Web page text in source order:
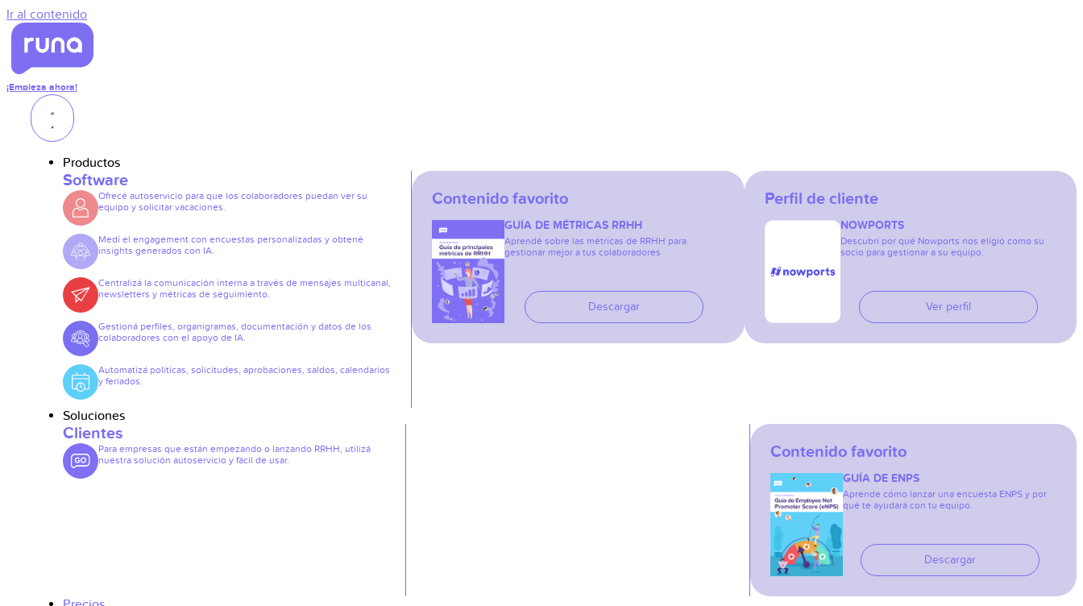
Ir al contenido
¡Empieza ahora!
Productos
Software
Ofrecé autoservicio para que los colaboradores puedan ver su
equipo y solicitar vacaciones.
Medí el engagement con encuestas personalizadas y obtené
insights generados con IA.
Centralizá la comunicación interna a través de mensajes multicanal,
newsletters y métricas de seguimiento.
Gestioná perfiles, organigramas, documentación y datos de los
colaboradores con el apoyo de IA.
Automatizá políticas, solicitudes, aprobaciones, saldos, calendarios
y feriados.
Contenido favorito
GUÍA DE MÉTRICAS RRHH
Aprendé sobre las métricas de RRHH para
gestionar mejor a tus colaboradores
Descargar
Perfil de cliente
NOWPORTS
Descubrí por qué Nowports nos eligió como su
socio para gestionar a su equipo.
Ver perfil
Soluciones
Clientes
Para empresas que están empezando o lanzando RRHH, utilizá
nuestra solución autoservicio y fácil de usar.
Contenido favorito
GUÍA DE ENPS
Aprende cómo lanzar una encuesta ENPS y por
qué te ayudará con tu equipo.
Descargar